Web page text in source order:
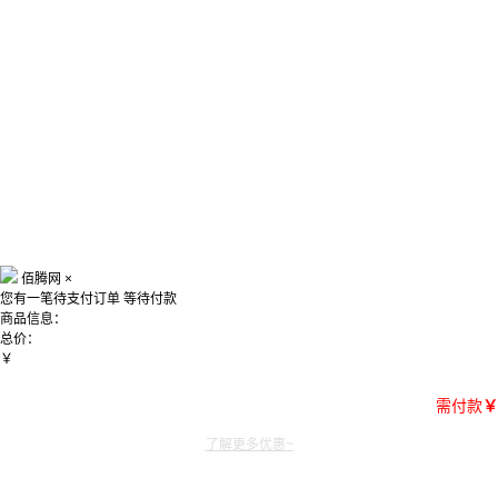
佰腾网 ×
您有一笔待支付订单 等待付款
商品信息：
总价：
￥
需付款￥
了解更多优惠~